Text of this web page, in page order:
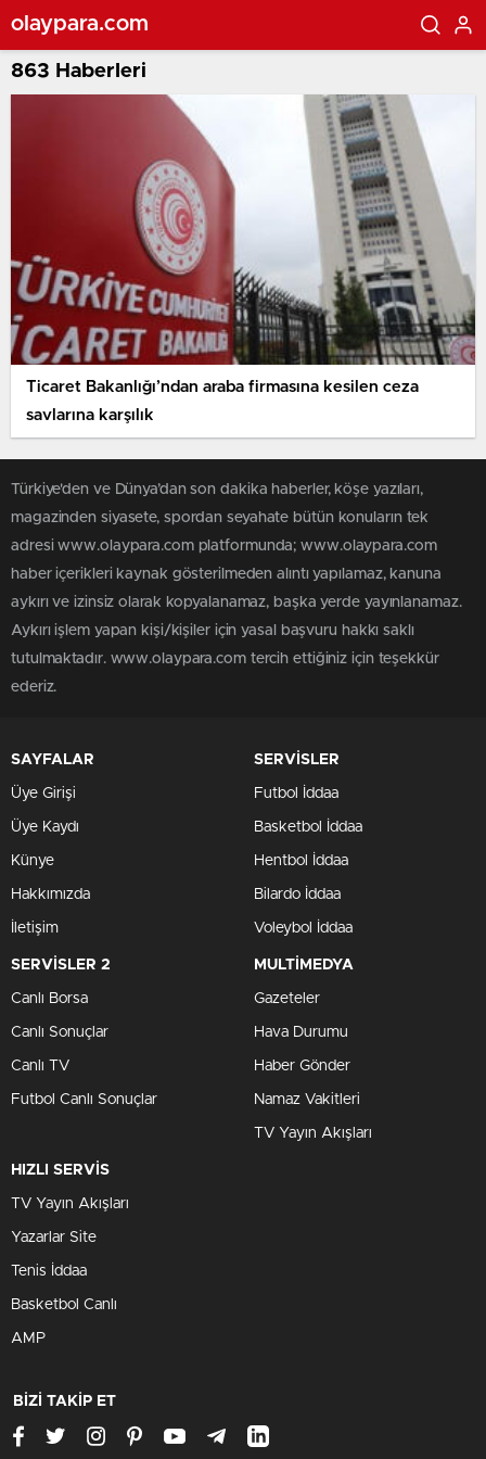
olaypara.com
863 Haberleri
Ticaret Bakanlığı’ndan araba firmasına kesilen ceza
savlarına karşılık
Türkiye'den ve Dünya’dan son dakika haberler, köşe yazıları,
magazinden siyasete, spordan seyahate bütün konuların tek
adresi www.olaypara.com platformunda; www.olaypara.com
haber içerikleri kaynak gösterilmeden alıntı yapılamaz, kanuna
aykırı ve izinsiz olarak kopyalanamaz, başka yerde yayınlanamaz.
Aykırı işlem yapan kişi/kişiler için yasal başvuru hakkı saklı
tutulmaktadır. www.olaypara.com tercih ettiğiniz için teşekkür
ederiz.
SAYFALAR
Üye Girişi
Üye Kaydı
Künye
Hakkımızda
İletişim
SERVİSLER
Futbol İddaa
Basketbol İddaa
Hentbol İddaa
Bilardo İddaa
Voleybol İddaa
SERVİSLER 2
Canlı Borsa
Canlı Sonuçlar
Canlı TV
Futbol Canlı Sonuçlar
MULTİMEDYA
Gazeteler
Hava Durumu
Haber Gönder
Namaz Vakitleri
TV Yayın Akışları
HIZLI SERVİS
TV Yayın Akışları
Yazarlar Site
Tenis İddaa
Basketbol Canlı
AMP
BİZİ TAKİP ET